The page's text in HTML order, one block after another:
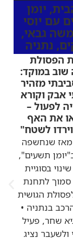
, יומן
עם יוסי
גבאי,
, נתניה
הפסולת
שוב במוקד:
מזהיר
אבק וקורא
לפעול –
את האף
לשטח"
שנחשפה
תשעים",
בסוגיית
סמוך לתחנת
הגושית
בנתניה •
שחר, פעיל
ולשעבר נציג